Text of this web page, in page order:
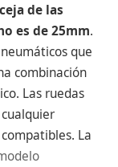
de las
es de 25mm.
que
combinación
Las ruedas
La